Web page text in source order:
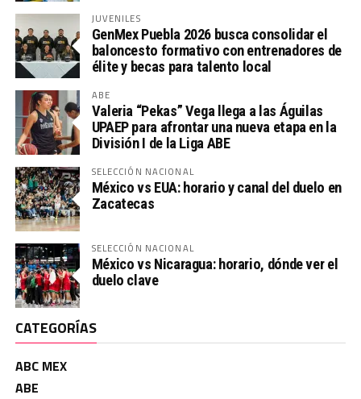
JUVENILES
GenMex Puebla 2026 busca consolidar el
baloncesto formativo con entrenadores de
élite y becas para talento local
ABE
Valeria “Pekas” Vega llega a las Águilas
UPAEP para afrontar una nueva etapa en la
División I de la Liga ABE
SELECCIÓN NACIONAL
México vs EUA: horario y canal del duelo en
Zacatecas
SELECCIÓN NACIONAL
México vs Nicaragua: horario, dónde ver el
duelo clave
CATEGORÍAS
ABC MEX
ABE